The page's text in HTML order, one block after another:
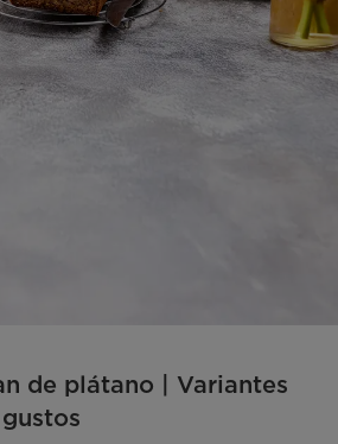
de plátano | Variantes